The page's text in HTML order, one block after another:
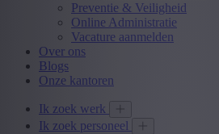
Preventie & Veiligheid
Online Administratie
Vacature aanmelden
Over ons
Blogs
Onze kantoren
Ik zoek werk
Ik zoek personeel